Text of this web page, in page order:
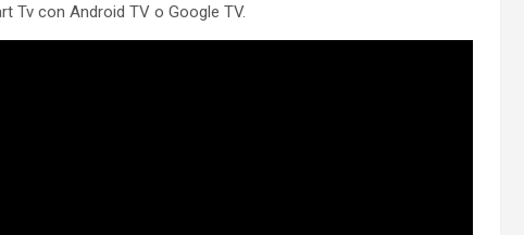
Tv con Android TV o Google TV.